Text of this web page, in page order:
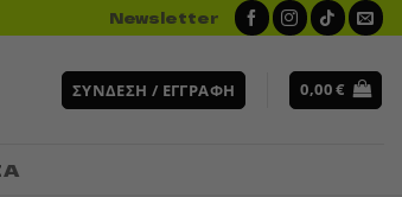
Newsletter
ΣΎΝΔΕΣΗ / ΕΓΓΡΑΦΉ 0,00€